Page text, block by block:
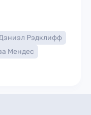
Рэдклифф
Мендес